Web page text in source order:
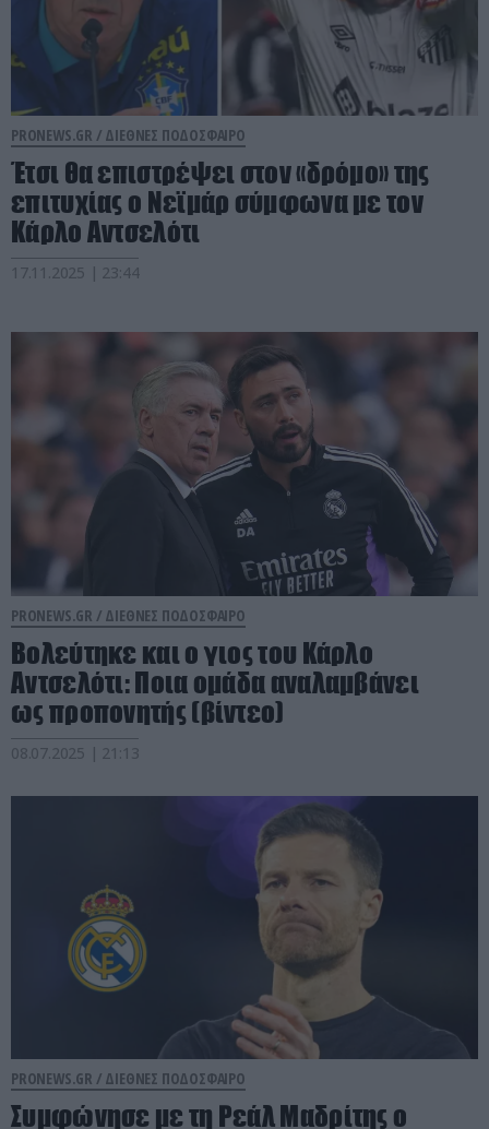
PRONEWS.GR / ΔΙΕΘΝΕΣ ΠΟΔΟΣΦΑΙΡΟ
Έτσι θα επιστρέψει στον «δρόμο» της
επιτυχίας ο Νεϊμάρ σύμφωνα με τον
Κάρλο Αντσελότι
17.11.2025 | 23:44
PRONEWS.GR / ΔΙΕΘΝΕΣ ΠΟΔΟΣΦΑΙΡΟ
Βολεύτηκε και ο γιος του Κάρλο
Αντσελότι: Ποια ομάδα αναλαμβάνει
ως προπονητής (βίντεο)
08.07.2025 | 21:13
PRONEWS.GR / ΔΙΕΘΝΕΣ ΠΟΔΟΣΦΑΙΡΟ
Συμφώνησε με τη Ρεάλ Μαδρίτης ο